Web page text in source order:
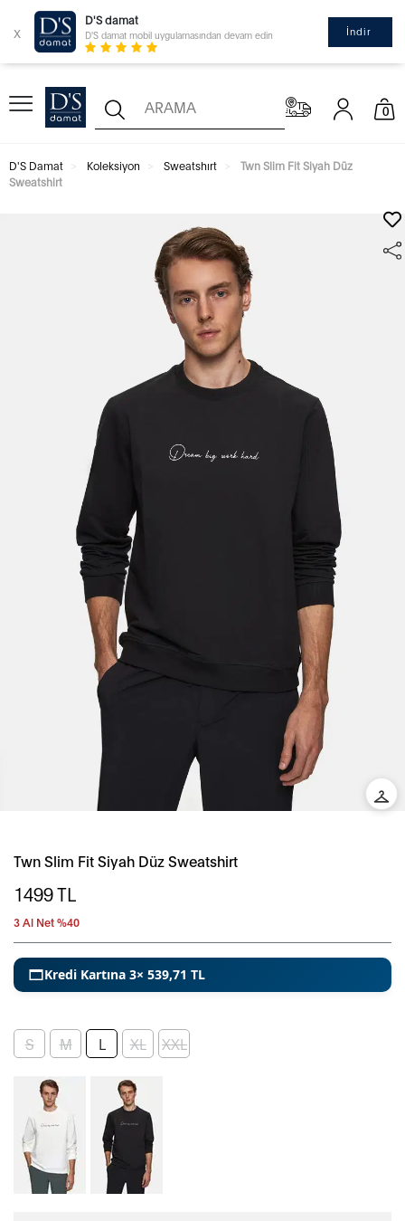
x
D'S damat
D'S damat mobil uygulamasından devam edin İndir
0
D'S Damat Koleksiyon Sweatshırt
Twn Slim Fit Siyah Düz
Sweatshirt
Twn Slim Fit Siyah Düz Sweatshirt
1499TL
3 Al Net %40
Kredi Kartına 3× 539,71 TL
S M L XL XXL